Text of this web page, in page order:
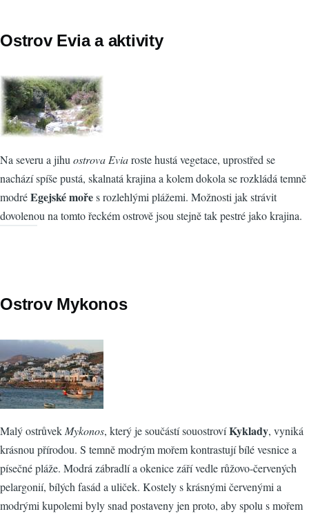
Ostrov Evia a aktivity
Na severu a jihuostrova Eviaroste hustá vegetace, uprostřed se
nachází spíše pustá, skalnatá krajina a kolem dokola se rozkládá temně
modréEgejské mořes rozlehlými plážemi. Možnosti jak strávit
dovolenou na tomto řeckém ostrově jsou stejně tak pestré jako krajina.
Ostrov Mykonos
Malý ostrůvekMykonos, který je součástí souostrovíKyklady, vyniká
krásnou přírodou. S temně modrým mořem kontrastují bílé vesnice a
písečné pláže. Modrá zábradlí a okenice září vedle růžovo-červených
pelargonií, bílých fasád a uliček. Kostely s krásnými červenými a
modrými kupolemi byly snad postaveny jen proto, aby spolu s mořem